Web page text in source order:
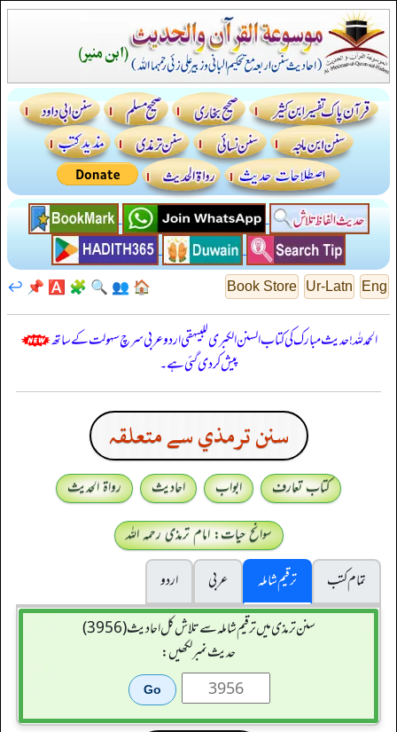
Eng
Ur-Latn
Book Store
🏠
👥
🔍
🧩
🅰️
📌
↩️
الحمدللہ! حدیث مبارک کی کتاب السنن الكبرى للبيهقي اردو عربی سرچ سہولت کے ساتھ
پیش کر دی گئی ہے۔
سنن ترمذي سے متعلقہ
کتاب تعارف ابواب احادیث
رواۃ الحدیث
سوانح حیات: امام ترمذی رحمہ اللہ
تمام کتب
ترقیم شاملہ عربی
اردو
سنن ترمذی میں ترقیم شاملہ سے تلاش کل احادیث (3956)
حدیث نمبر لکھیں: